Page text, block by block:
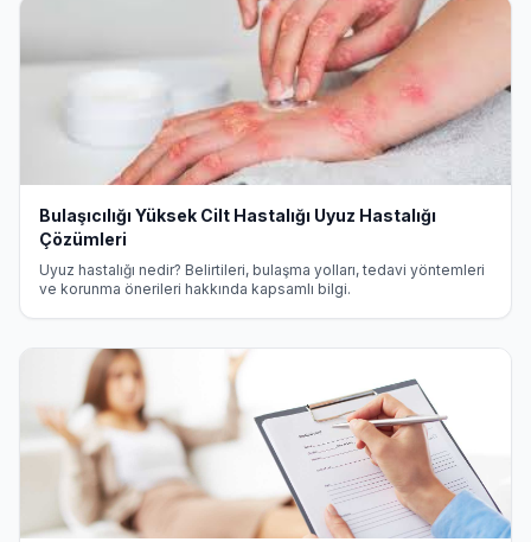
Bulaşıcılığı Yüksek Cilt Hastalığı Uyuz Hastalığı
Çözümleri
Uyuz hastalığı nedir? Belirtileri, bulaşma yolları, tedavi yöntemleri
ve korunma önerileri hakkında kapsamlı bilgi.